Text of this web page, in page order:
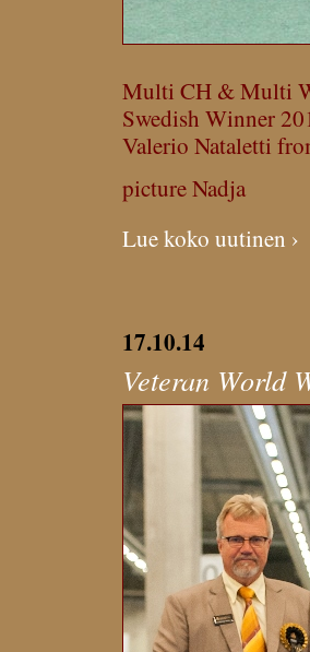
Multi CH & Multi
Swedish Winner
Valerio Nataletti
picture Nadja
Lue koko uutinen ›
17.10.14
Veteran World